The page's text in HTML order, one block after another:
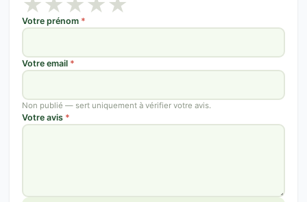
Votre prénom *
Votre email *
Non publié — sert uniquement à vérifier votre avis.
Votre avis *